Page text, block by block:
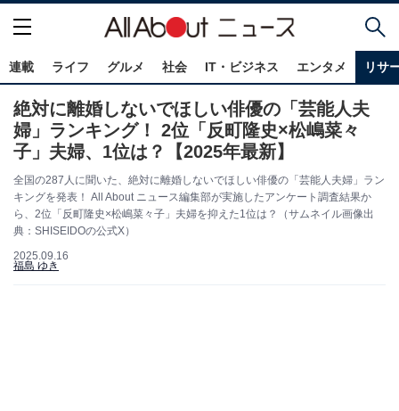
連載 ライフ グルメ 社会 IT・ビジネス エンタメ リサ
絶対に離婚しないでほしい俳優の「芸能人夫
婦」ランキング！ 2位「反町隆史×松嶋菜々
子」夫婦、1位は？【2025年最新】
全国の287人に聞いた、絶対に離婚しないでほしい俳優の「芸能人夫婦」ラン
キングを発表！ All About ニュース編集部が実施したアンケート調査結果か
ら、2位「反町隆史×松嶋菜々子」夫婦を抑えた1位は？（サムネイル画像出
典：SHISEIDOの公式X）
2025.09.16
福島 ゆき